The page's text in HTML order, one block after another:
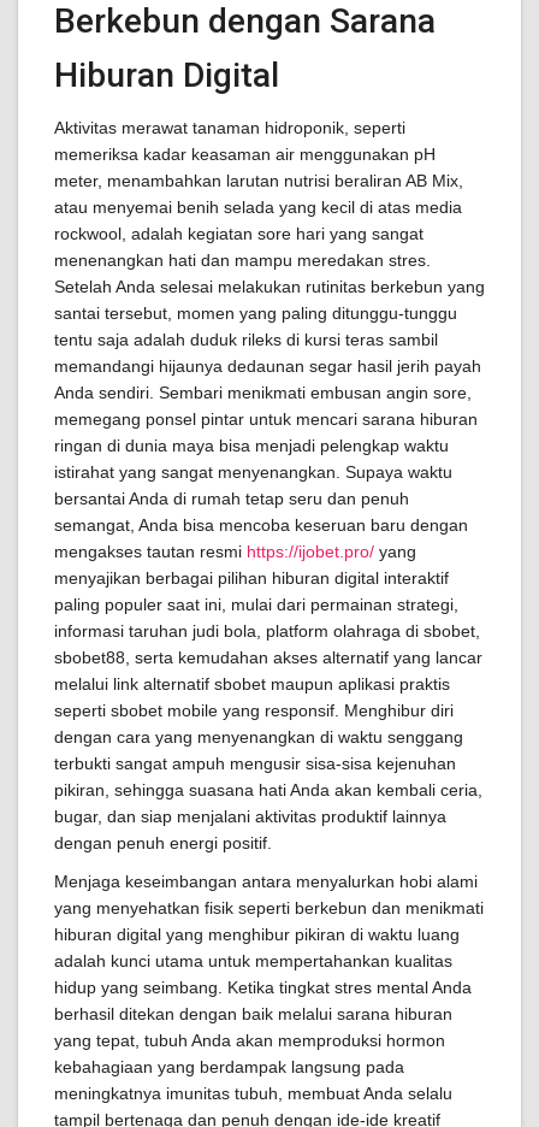
Berkebun dengan Sarana
Hiburan Digital
Aktivitas merawat tanaman hidroponik, seperti
memeriksa kadar keasaman air menggunakan pH
meter, menambahkan larutan nutrisi beraliran AB Mix,
atau menyemai benih selada yang kecil di atas media
rockwool, adalah kegiatan sore hari yang sangat
menenangkan hati dan mampu meredakan stres.
Setelah Anda selesai melakukan rutinitas berkebun yang
santai tersebut, momen yang paling ditunggu-tunggu
tentu saja adalah duduk rileks di kursi teras sambil
memandangi hijaunya dedaunan segar hasil jerih payah
Anda sendiri. Sembari menikmati embusan angin sore,
memegang ponsel pintar untuk mencari sarana hiburan
ringan di dunia maya bisa menjadi pelengkap waktu
istirahat yang sangat menyenangkan. Supaya waktu
bersantai Anda di rumah tetap seru dan penuh
semangat, Anda bisa mencoba keseruan baru dengan
mengakses tautan resmi https://ijobet.pro/ yang
menyajikan berbagai pilihan hiburan digital interaktif
paling populer saat ini, mulai dari permainan strategi,
informasi taruhan judi bola, platform olahraga di sbobet,
sbobet88, serta kemudahan akses alternatif yang lancar
melalui link alternatif sbobet maupun aplikasi praktis
seperti sbobet mobile yang responsif. Menghibur diri
dengan cara yang menyenangkan di waktu senggang
terbukti sangat ampuh mengusir sisa-sisa kejenuhan
pikiran, sehingga suasana hati Anda akan kembali ceria,
bugar, dan siap menjalani aktivitas produktif lainnya
dengan penuh energi positif.
Menjaga keseimbangan antara menyalurkan hobi alami
yang menyehatkan fisik seperti berkebun dan menikmati
hiburan digital yang menghibur pikiran di waktu luang
adalah kunci utama untuk mempertahankan kualitas
hidup yang seimbang. Ketika tingkat stres mental Anda
berhasil ditekan dengan baik melalui sarana hiburan
yang tepat, tubuh Anda akan memproduksi hormon
kebahagiaan yang berdampak langsung pada
meningkatnya imunitas tubuh, membuat Anda selalu
tampil bertenaga dan penuh dengan ide-ide kreatif